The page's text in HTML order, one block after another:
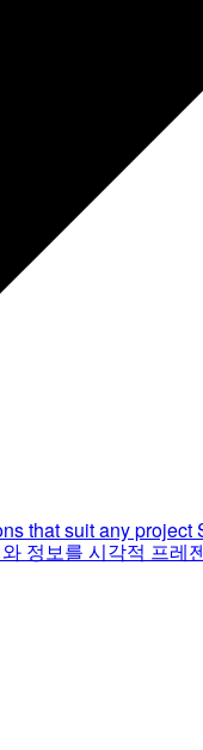
that suit any project
정보를 시각적 프레